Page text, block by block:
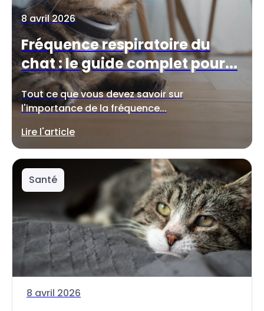
8 avril 2026
Fréquence respiratoire du
chat : le guide complet pour...
Tout ce que vous devez savoir sur
l'importance de la fréquence...
Lire l'article
Santé
8 avril 2026